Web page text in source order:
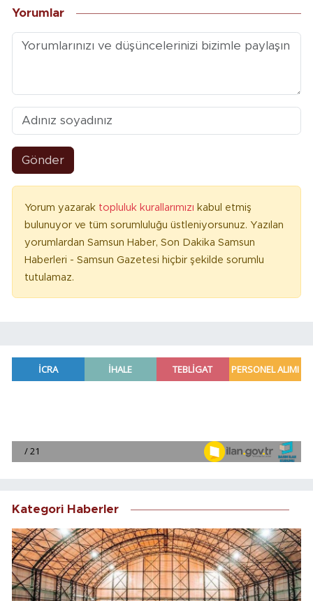
Yorumlar
Gönder
Yorum yazarak topluluk kurallarımızı kabul etmiş
bulunuyor ve tüm sorumluluğu üstleniyorsunuz. Yazılan
yorumlardan Samsun Haber, Son Dakika Samsun
Haberleri - Samsun Gazetesi hiçbir şekilde sorumlu
tutulamaz.
Kategori Haberler